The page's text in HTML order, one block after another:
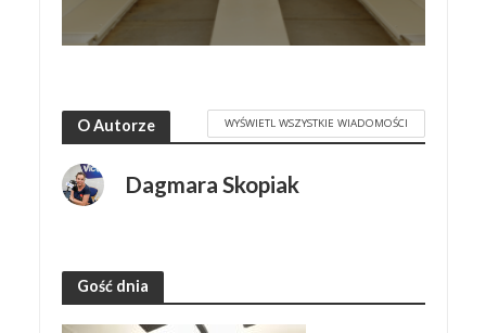
O Autorze WYŚWIETL WSZYSTKIE WIADOMOŚCI
Dagmara Skopiak
Gość dnia